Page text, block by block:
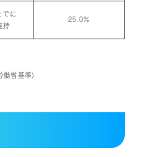
でに
持
25.0％
省基準）